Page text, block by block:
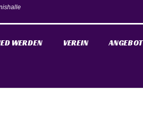
WERDEN VEREIN ANGEBOT